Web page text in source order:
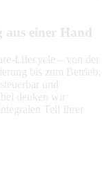
aus einer Hand
Lifecycle – von der
bis zum Betrieb.
und
denken wir
Teil Ihrer